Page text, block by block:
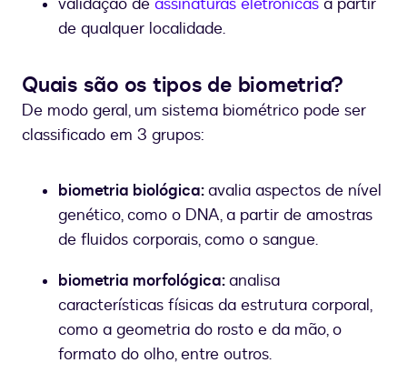
de qualquer localidade.
Quais são os tipos de biometria?
De modo geral, um sistema biométrico pode ser
classificado em 3 grupos:
biometria biológica:avalia aspectos de nível
genético, como o DNA, a partir de amostras
de fluidos corporais, como o sangue.
biometria morfológica:analisa
características físicas da estrutura corporal,
como a geometria do rosto e da mão, o
formato do olho, entre outros.